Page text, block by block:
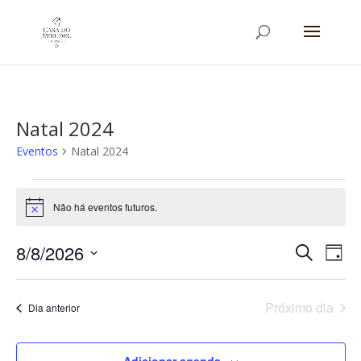
Natal 2024
Eventos Natal 2024
Eventos
for
8,
2026
Notice Não há eventos futuros.
e
de
Procurar
do
Dia
8/8/2026
data.Dia anterior Próximo dia